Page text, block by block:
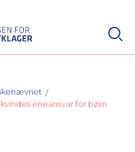
eneansvar for børn